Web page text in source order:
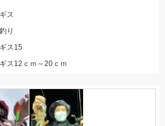
ス
り
ス15
ス12ｃｍ～20ｃｍ